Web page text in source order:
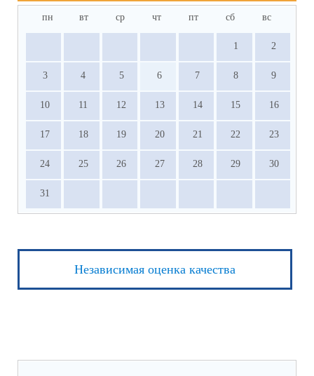
пн вт ср чт пт сб вс
1 2
3 4 5 6 7 8 9
10 11 12 13 14 15 16
17 18 19 20 21 22 23
24 25 26 27 28 29 30
31
Независимая оценка качества